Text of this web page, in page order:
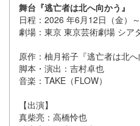
舞台『逃亡者は北へ向かう』
日程：2026 年6月12日（金）
劇場：東京 東京芸術劇場 シア
原作：柚月裕子『逃亡者は北へ
脚本・演出：吉村卓也
音楽：TAKE（FLOW）
【出演】
真柴亮：高橋怜也